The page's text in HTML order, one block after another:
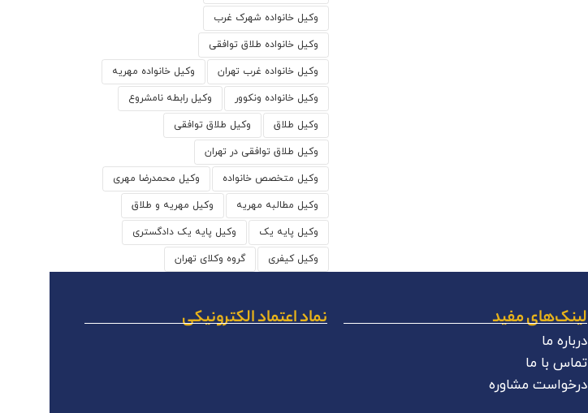
وکیل خانواده شهرک غرب
وکیل خانواده طلاق توافقی
وکیل خانواده غرب تهران وکیل خانواده مهریه
وکیل خانواده ونکوور وکیل رابطه نامشروع
وکیل طلاق وکیل طلاق توافقی
وکیل طلاق توافقی در تهران
وکیل متخصص خانواده وکیل محمدرضا مهری
وکیل مطالبه مهریه وکیل مهریه و طلاق
وکیل پایه یک وکیل پایه یک دادگستری
وکیل کیفری گروه وکلای تهران
لینک‌های مفید
درباره ما
تماس با ما
درخواست مشاوره
نماد اعتماد الکترونیکی